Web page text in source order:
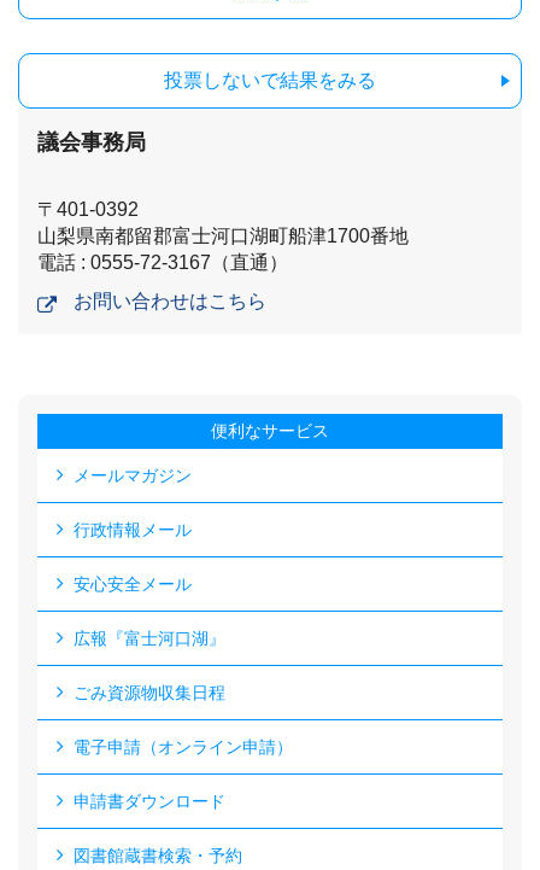
投票しないで結果をみる
議会事務局
〒401-0392
山梨県南都留郡富士河口湖町船津1700番地
電話 : 0555-72-3167（直通）
お問い合わせはこちら
便利なサービス
メールマガジン
行政情報メール
安心安全メール
広報『富士河口湖』
ごみ資源物収集日程
電子申請（オンライン申請）
申請書ダウンロード
図書館蔵書検索・予約